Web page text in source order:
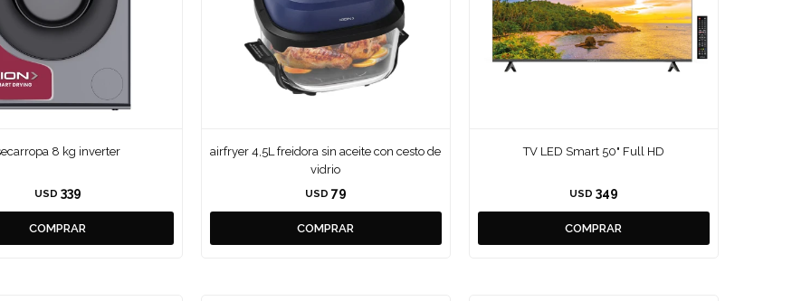
8 kg inverter
USD 339
airfryer 4,5L freidora sin aceite con cesto de
vidrio
USD 79
TV LED Smart 50" Full HD
USD 349